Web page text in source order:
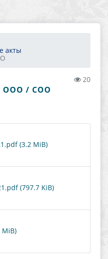
акты
20
ООО / СОО
(3.2 MiB)
(797.7 KiB)